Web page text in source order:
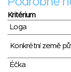
Kritérium
Loga
Konkrétní země
Éčka